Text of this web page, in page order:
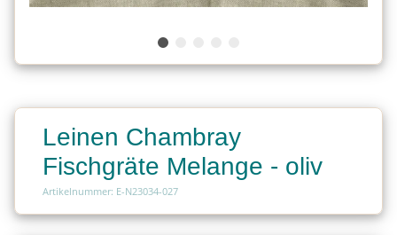
Leinen Chambray
Fischgräte Melange - oliv
Artikelnummer: E-N23034-027